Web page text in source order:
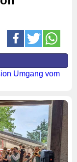
Umgang vom